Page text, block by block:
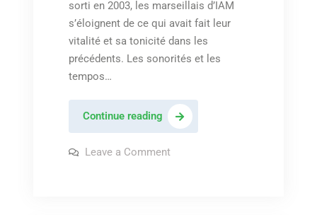
sorti en 2003, les marseillais d’IAM
s’éloignent de ce qui avait fait leur
vitalité et sa tonicité dans les
précédents. Les sonorités et les
tempos…
Continue readingIAM
–
« Revoir
Leave a Commenton